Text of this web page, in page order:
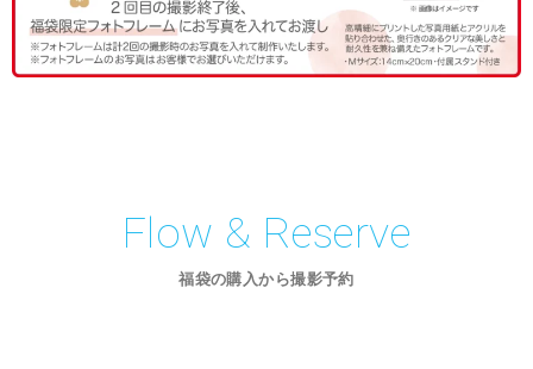
Flow & Reserve
福袋の購入から撮影予約